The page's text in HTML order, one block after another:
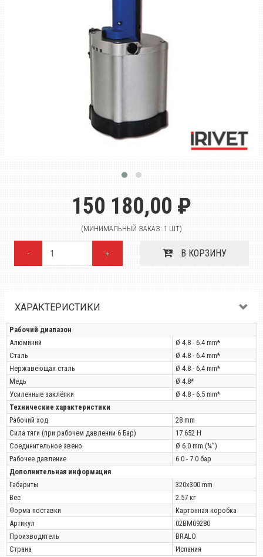
150 180,00 ₽
(МИНИМАЛЬНЫЙ ЗАКАЗ: 1 ШТ)
- + В КОРЗИНУ
ХАРАКТЕРИСТИКИ
Рабочий диапазон
Алюминий
Ø 4.8 - 6.4 mm*
Сталь
Ø 4.8 - 6.4 mm*
Нержавеющая сталь
Ø 4.8 - 6.4 mm*
Медь
Ø 4.8*
Усиленные заклёпки
Ø 4.8 - 6.5 mm*
Технические характеристики
Рабочий ход
28 mm
Сила тяги (при рабочем давлении 6 Бар)
17 652 Н
Соединительное звено
Ø 6.0 mm (¼”)
Рабочее давление
6.0 - 7.0 бар
Дополнительная информация
Габариты
320x300 mm
Вес
2.57 кг
Форма поставки
Картонная коробка
Артикул
02BM09280
Производитель
BRALO
Страна
Испания